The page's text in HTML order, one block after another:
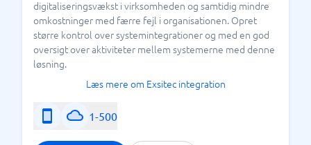
digitaliseringsvækst i virksomheden og samtidig mindre
omkostninger med færre fejl i organisationen. Opret
større kontrol over systemintegrationer og med en god
oversigt over aktiviteter mellem systemerne med denne
løsning.
Læs mere om Exsitec integration
1-500